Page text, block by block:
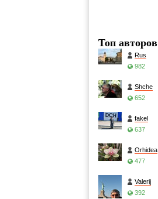
Топ авторов
Rus
982
Shche
652
fakel
637
Orhidea
477
Valerij
392